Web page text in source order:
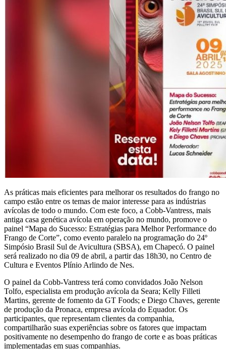
As práticas mais eficientes para melhorar os resultados do frango no
campo estão entre os temas de maior interesse para as indústrias
avícolas de todo o mundo. Com este foco, a Cobb-Vantress, mais
antiga casa genética avícola em operação no mundo, promove o
painel “Mapa do Sucesso: Estratégias para Melhor Performance do
Frango de Corte”, como evento paralelo na programação do 24º
Simpósio Brasil Sul de Avicultura (SBSA), em Chapecó. O painel
será realizado no dia 09 de abril, a partir das 18h30, no Centro de
Cultura e Eventos Plínio Arlindo de Nes.
O painel da Cobb-Vantress terá como convidados João Nelson
Tolfo, especialista em produção avícola da Seara; Kelly Filleti
Martins, gerente de fomento da GT Foods; e Diego Chaves, gerente
de produção da Pronaca, empresa avícola do Equador. Os
participantes, que representam clientes da companhia,
compartilharão suas experiências sobre os fatores que impactam
positivamente no desempenho do frango de corte e as boas práticas
implementadas em suas companhias.